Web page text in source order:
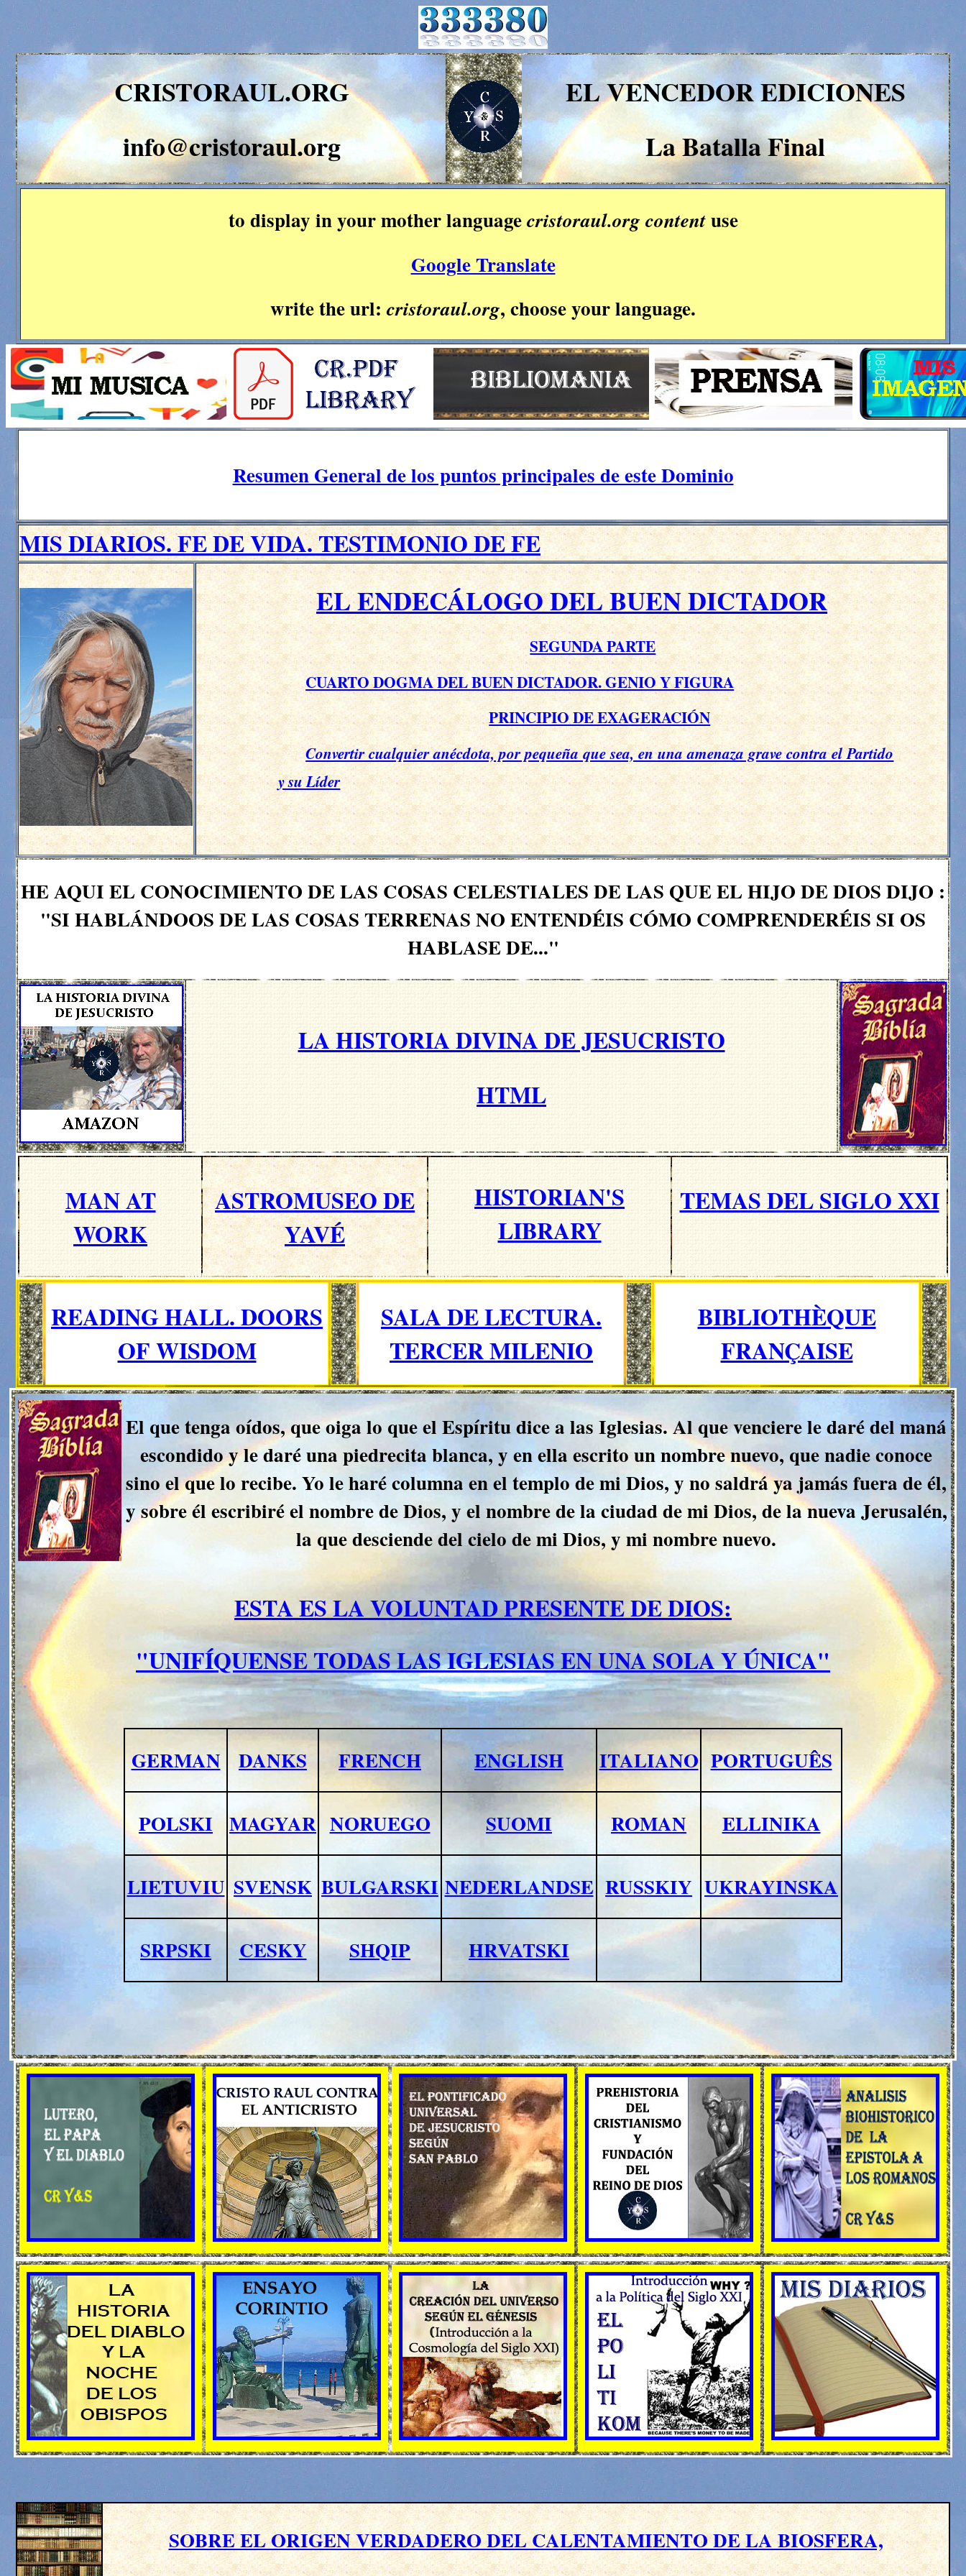
CRISTORAUL.ORG
info@cristoraul.org
EL VENCEDOR EDICIONES
La Batalla Final
to display in your mother languagecristoraul.org contentuse
Google Translate
write the url: cristoraul.org, choose your language.
Resumen General de los puntos principales de este Dominio
MIS DIARIOS. FE DE VIDA. TESTIMONIO DE FE
EL ENDECÁLOGO DEL BUEN DICTADOR
SEGUNDA PARTE
CUARTO DOGMA DEL BUEN DICTADOR. GENIO Y FIGURA
PRINCIPIO DE EXAGERACIÓN
Convertir cualquier anécdota, por pequeña que sea, en una amenaza grave contra el Partido
y su Líder
HE AQUI EL CONOCIMIENTO DE LAS COSAS CELESTIALES DE LAS QUE EL HIJO DE DIOS DIJO :
"SI HABLÁNDOOS DE LAS COSAS TERRENAS NO ENTENDÉIS CÓMO COMPRENDERÉIS SI OS
HABLASE DE..."
LA HISTORIA DIVINA DE JESUCRISTO
HTML
MAN AT
WORK
ASTROMUSEO DE
YAVÉ
HISTORIAN'S
LIBRARY
TEMAS DEL SIGLO XXI
READING HALL. DOORS
OF WISDOM
SALA DE LECTURA.
TERCER MILENIO
BIBLIOTHÈQUE
FRANÇAISE
El que tenga oídos, que oiga lo que el Espíritu dice a las Iglesias. Al que venciere le daré del maná
escondido y le daré una piedrecita blanca, y en ella escrito un nombre nuevo, que nadie conoce
sino el que lo recibe. Yo le haré columna en el templo de mi Dios, y no saldrá ya jamás fuera de él,
y sobre él escribiré el nombre de Dios, y el nombre de la ciudad de mi Dios, de la nueva Jerusalén,
la que desciende del cielo de mi Dios, y mi nombre nuevo.
ESTA ES LA VOLUNTAD PRESENTE DE DIOS:
"UNIFÍQUENSE TODAS LAS IGLESIAS EN UNA SOLA Y ÚNICA"
GERMAN DANKS FRENCH ENGLISH ITALIANO PORTUGUÊS
POLSKI MAGYAR NORUEGO SUOMI ROMAN ELLINIKA
LIETUVIU SVENSK BULGARSKI NEDERLANDSE RUSSKIY UKRAYINSKA
SRPSKI CESKY SHQIP HRVATSKI
SOBRE EL ORIGEN VERDADERO DEL CALENTAMIENTO DE LA BIOSFERA,